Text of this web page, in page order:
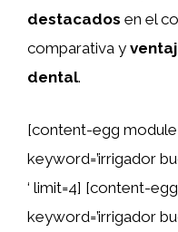
destacados en el
comparativa y
dental.
[content-egg
keyword=’irrigador
‘ limit=4] [content-
keyword=’irrigador